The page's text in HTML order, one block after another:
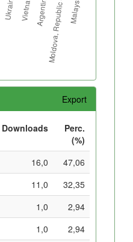
Export
Downloads
Perc.
(%)
16,0
47,06
11,0
32,35
1,0
2,94
1,0
2,94